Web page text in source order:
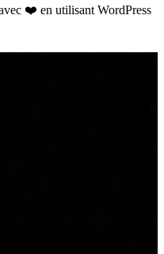
❤️ en utilisant WordPress